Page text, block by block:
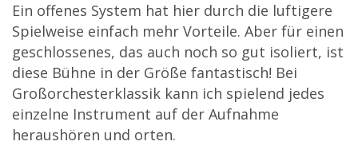
Ein offenes System hat hier durch die luftigere
Spielweise einfach mehr Vorteile. Aber für einen
geschlossenes, das auch noch so gut isoliert, ist
diese Bühne in der Größe fantastisch! Bei
Großorchesterklassik kann ich spielend jedes
einzelne Instrument auf der Aufnahme
heraushören und orten.